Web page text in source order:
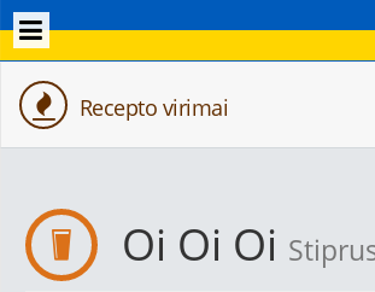
Recepto virimai
Oi Oi Oi